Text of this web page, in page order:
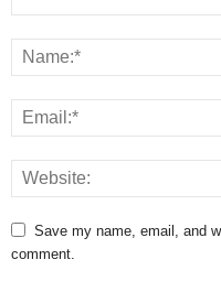
Save my name, email, and
comment.